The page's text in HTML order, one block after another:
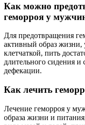
Как можно
геморроя у
Для предотвращения
активный образ жизни,
клетчаткой, пить
длительного сидения и
дефекации.
Как лечить
Лечение геморроя у
образа жизни и